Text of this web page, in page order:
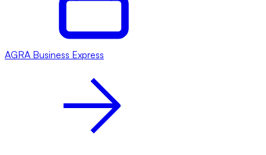
AGRA Business Express